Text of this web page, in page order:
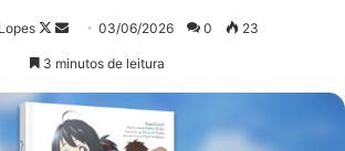
Follow
Mande
mail
03/06/2026 0 23
3 minutos de leitura